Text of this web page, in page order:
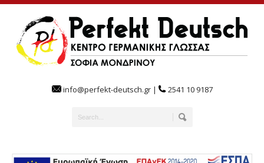
info@perfekt-deutsch.gr | 2541 10 9187